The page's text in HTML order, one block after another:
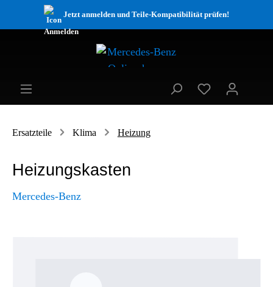
Jetzt anmelden und Teile-Kompatibilität prüfen!
Ersatzteile Klima Heizung
Heizungskasten
Mercedes-Benz